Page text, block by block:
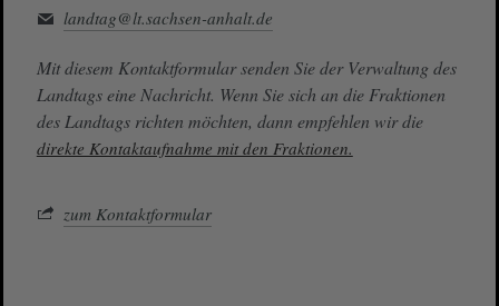
landtag@lt.sachsen-anhalt.de
Mit diesem Kontaktformular senden Sie der Verwaltung des
Landtags eine Nachricht. Wenn Sie sich an die Fraktionen
des Landtags richten möchten, dann empfehlen wir die
direkte Kontaktaufnahme mit den Fraktionen.
zum Kontaktformular